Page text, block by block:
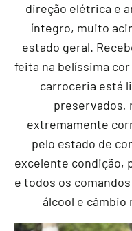
direção elétrica e
íntegro, muito
estado geral.
feita na belíssima
carroceria está
preservados,
extremamente
pelo estado de
excelente condição,
e todos os
álcool e câmbio